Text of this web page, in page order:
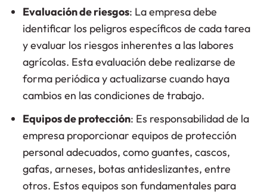
Evaluación de riesgos: La empresa debe
identificar los peligros específicos de cada tarea
y evaluar los riesgos inherentes a las labores
agrícolas. Esta evaluación debe realizarse de
forma periódica y actualizarse cuando haya
cambios en las condiciones de trabajo.
Equipos de protección: Es responsabilidad de la
empresa proporcionar equipos de protección
personal adecuados, como guantes, cascos,
gafas, arneses, botas antideslizantes, entre
otros. Estos equipos son fundamentales para